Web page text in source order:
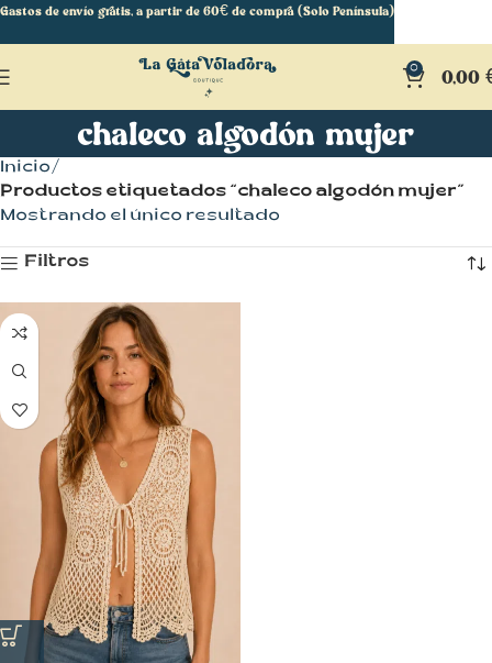
0 0,00
chaleco algodón mujer
Inicio
Productos etiquetados “chaleco algodón mujer”
Mostrando el único resultado
Filtros
Gastos de envío gratis, a partir de 60€ de compra (Solo Península)